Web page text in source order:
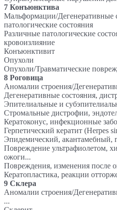
7 Конъюнктива
Мальформации/Дегенеративные
патологические состояния
Различные патологические
кровоизлияние
Конъюнктивит
Опухоли
Опухоли/Травматические
8 Роговица
Аномалии строения/
Дегенеративные состояния,
Эпителиальные и
Стромальные дистрофии,
Кератоконус, инфекционные
Герпетический кератит (Herpes
Эпидемический, акантамебный,
Повреждение ультрафиолетом,
ожоги...
Повреждения, изменения после
Кератопластика, реакции
9 Склера
Аномалии строения/
...